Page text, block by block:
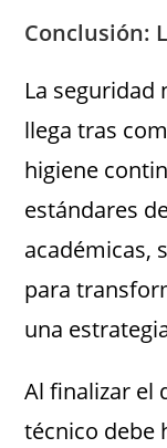
Conclusión:
La seguridad
llega tras
higiene
estándares
académicas,
para
una
Al finalizar el
técnico debe